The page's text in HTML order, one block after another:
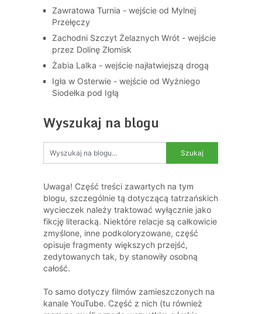
Zawratowa Turnia - wejście od Mylnej
Przełęczy
Zachodni Szczyt Żelaznych Wrót - wejście
przez Dolinę Złomisk
Żabia Lalka - wejście najłatwiejszą drogą
Igła w Osterwie - wejście od Wyżniego
Siodełka pod Igłą
Wyszukaj na blogu
Uwaga! Część treści zawartych na tym
blogu, szczególnie tą dotyczącą tatrzańskich
wycieczek należy traktować wyłącznie jako
fikcję literacką. Niektóre relacje są całkowicie
zmyślone, inne podkoloryzowane, część
opisuje fragmenty większych przejść,
zedytowanych tak, by stanowiły osobną
całość.
To samo dotyczy filmów zamieszczonych na
kanale YouTube. Część z nich (tu również